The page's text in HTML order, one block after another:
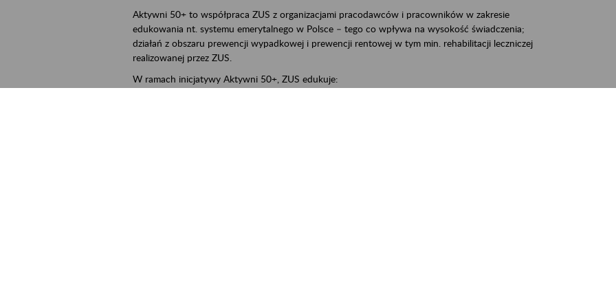
Aktywni 50+ to współpraca ZUS z organizacjami pracodawców i pracowników w zakresie
edukowania nt. systemu emerytalnego w Polsce – tego co wpływa na wysokość świadczenia;
działań z obszaru prewencji wypadkowej i prewencji rentowej w tym min. rehabilitacji leczniczej
realizowanej przez ZUS.
W ramach inicjatywy Aktywni 50+, ZUS edukuje: